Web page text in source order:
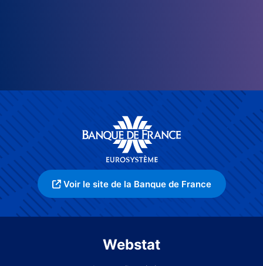
Voir le site de la Banque de France
Webstat